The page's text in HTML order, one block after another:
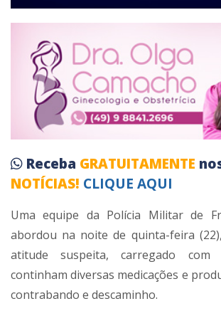
Receba GRATUITAMENTE
NOTÍCIAS! CLIQUE AQUI
Uma equipe da Polícia Militar de
abordou na noite de quinta-feira
atitude suspeita, carregado com
continham diversas medicações e
contrabando e descaminho.